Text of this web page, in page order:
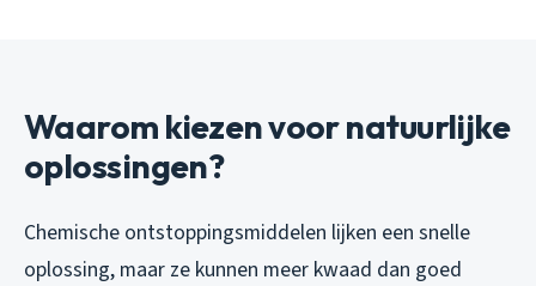
Waarom kiezen voor natuurlijke
oplossingen?
Chemische ontstoppingsmiddelen lijken een snelle
oplossing, maar ze kunnen meer kwaad dan goed